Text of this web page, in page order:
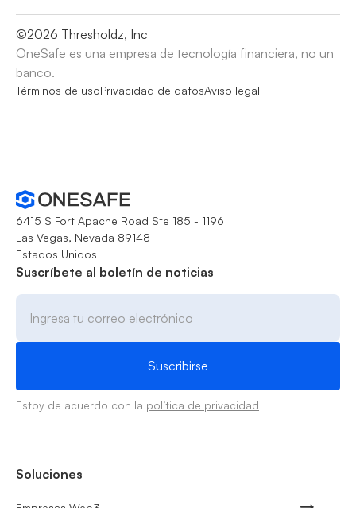
©2026 Thresholdz, Inc
OneSafe es una empresa de tecnología financiera, no un
banco.
Términos de usoPrivacidad de datosAviso legal
6415 S Fort Apache Road Ste 185 - 1196
Las Vegas, Nevada 89148
Estados Unidos
Suscríbete al boletín de noticias
Estoy de acuerdo con la política de privacidad
Soluciones